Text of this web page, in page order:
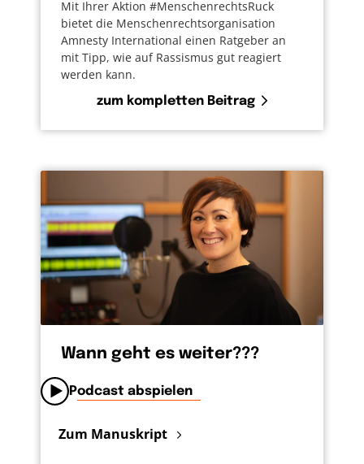
Mit Ihrer Aktion #MenschenrechtsRuck
bietet die Menschenrechtsorganisation
Amnesty International einen Ratgeber an
mit Tipp, wie auf Rassismus gut reagiert
werden kann.
zum kompletten Beitrag
Wann geht es weiter???
Podcast abspielen
Zum Manuskript